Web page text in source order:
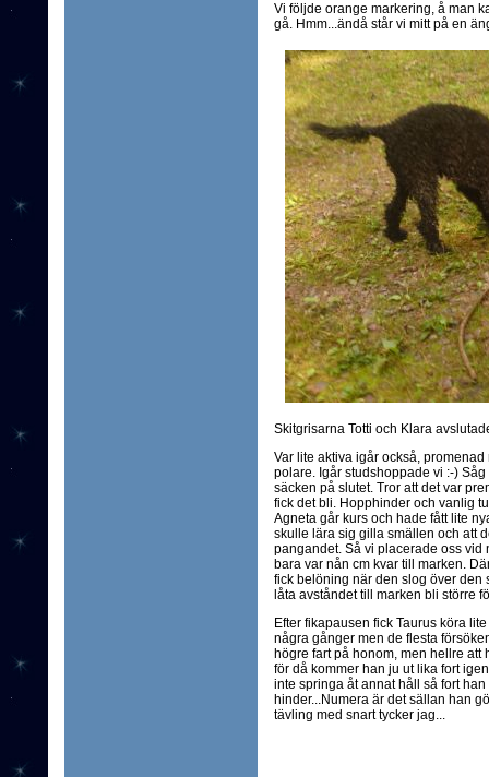
Vi följde orange markering, å man
gå. Hmm...ändå står vi mitt på en
Skitgrisarna Totti och Klara
Var lite aktiva igår också,
polare. Igår studshoppade vi :-)
säcken på slutet. Tror att det var
fick det bli. Hopphinder och vanlig
Agneta går kurs och hade fått lite
skulle lära sig gilla smällen och att
pangandet. Så vi placerade oss
bara var nån cm kvar till marken.
fick belöning när den slog över den
låta avståndet till marken bli större
Efter fikapausen fick Taurus köra
några gånger men de flesta
högre fart på honom, men hellre att
för då kommer han ju ut lika fort
inte springa åt annat håll så fort
hinder...Numera är det sällan han
tävling med snart tycker jag...